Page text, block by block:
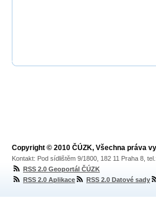
Copyright © 2010 ČÚZK, Všechna práva
Kontakt: Pod sídlištěm 9/1800, 182 11 Praha 8,
RSS 2.0 Geoportál ČÚZK
RSS 2.0 Aplikace
RSS 2.0 Datové sady